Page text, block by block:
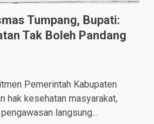
Tumpang, Bupati:
Tak Boleh Pandang
Pemerintah Kabupaten
hak kesehatan masyarakat,
langsung...